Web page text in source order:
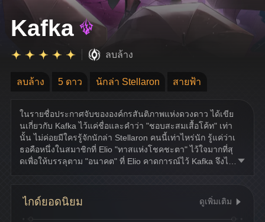
Kafka
ลบล้าง
ลบล้าง 5 ดาว นักล่า Stellaron สายฟ้า
ในรายชื่อประกาศจับขององค์กรสันติภาพแห่งดวงดาว ได้เขีย
นเกี่ยวกับ Kafka ไว้แค่ชื่อและคำว่า "ชอบสะสมเสื้อโค้ท" เท่า
นั้น ไม่ค่อยมีใครรู้จักนักล่า Stellaron คนนี้เท่าไหร่นัก รู้แค่ว่าเ
ธอคือหนึ่งในสมาชิกที่ Elio "ทาสแห่งโชคชะตา" ไว้ใจมากที่สุ
ดเพื่อให้บรรลุตาม "อนาคต" ที่ Elio คาดการณ์ไว้ Kafka จึงได้เ
ไกด์ยอดนิยม ดูเพิ่มเติม